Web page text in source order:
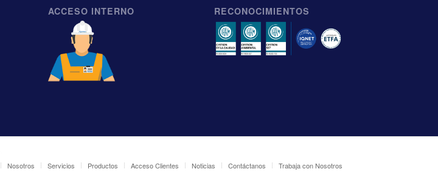
ACCESO INTERNO RECONOCIMIENTOS
Nosotros Servicios Productos Acceso Clientes Noticias Contáctanos Trabaja con Nosotros